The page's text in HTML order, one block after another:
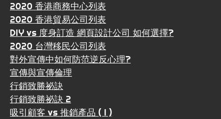
2020 香港商務中心列表
2020 香港貿易公司列表
DIY vs 度身訂造 網頁設計公司 如何選擇?
2020 台灣移民公司列表
對外宣傳中如何防范逆反心理?
宣傳與宣傳倫理
行銷致勝祕訣
行銷致勝祕訣 2
吸引顧客 vs 推銷產品 ( I )